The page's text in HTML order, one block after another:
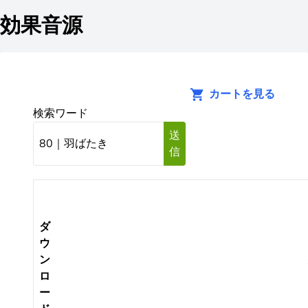
効果音源
カートを見る
検索ワード
送
信
ダ
ウ
ン
ロ
ー